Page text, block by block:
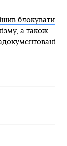
блокувати
а також